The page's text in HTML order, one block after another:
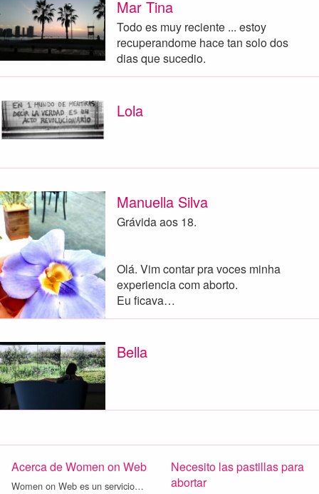
Mar Tina
Todo es muy reciente ... estoy
recuperandome hace tan solo dos
dias que sucedio.
Lola
Manuella Silva
Grávida aos 18.
Olá. Vim contar pra voces minha
experiencia com aborto.
Eu ficava…
Bella
Acerca de Women on Web
Women on Web es un servicio…
Necesito las pastillas para
abortar